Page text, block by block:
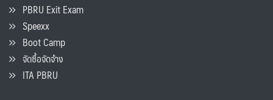
PBRU Exit Exam
Speexx
Boot Camp
จัดซื้อจัดจ้าง
ITA PBRU